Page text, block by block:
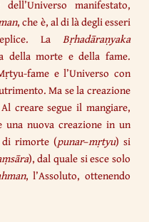
manifestato,
, che è, al di là degli esseri
La Bṛhadāraṇyaka
della morte e della fame.
fame e l’Universo con
Ma se la creazione
creare segue il mangiare,
una nuova creazione in un
di rimorte (punar–mṛtyu) si
), dal quale si esce solo
, l’Assoluto, ottenendo